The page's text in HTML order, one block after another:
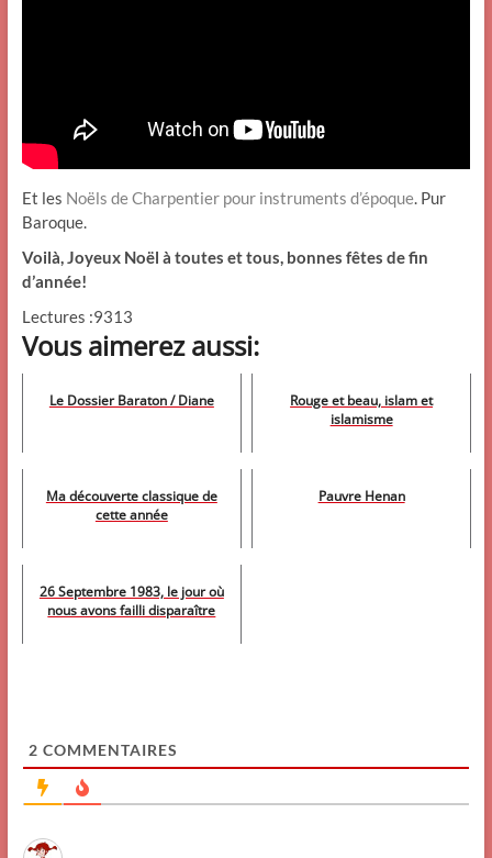
Et les Noëls de Charpentier pour instruments d’époque. Pur
Baroque.
Voilà, Joyeux Noël à toutes et tous, bonnes fêtes de fin
d’année!
Lectures :9313
Vous aimerez aussi:
Le Dossier Baraton / Diane
Rouge et beau, islam et
islamisme
Ma découverte classique de
cette année
Pauvre Henan
26 Septembre 1983, le jour où
nous avons failli disparaître
2 COMMENTAIRES